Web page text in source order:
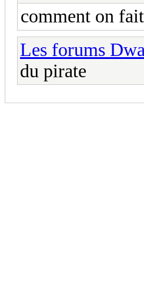
comment on fait
Les forums
du pirate